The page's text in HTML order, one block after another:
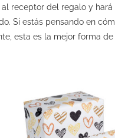
receptor del regalo y
Si estás pensando en
esta es la mejor forma de